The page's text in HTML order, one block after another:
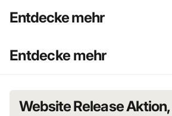
Entdecke mehr
Entdecke mehr
Website Release Aktion,